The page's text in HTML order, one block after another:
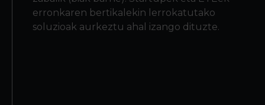
erronkaren bertikalekin lerrokatutako
soluzioak aurkeztu ahal izango dituzte.